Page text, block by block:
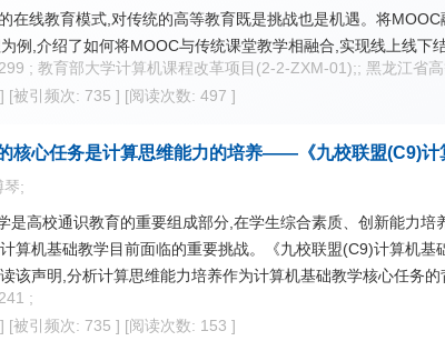
在线教育模式,对传统的高等教育既是挑战也是机遇。将
例,介绍了如何将MOOC与传统课堂教学相融合,实现线上线下
; 教育部大学计算机课程改革项目(2-2-ZXM-01);; 黑龙江省
[被引频次: 735 ] [阅读次数: 497 ]
核心任务是计算思维能力的培养——《九校联盟(C9)计
琴;
是高校通识教育的重要组成部分,在学生综合素质、创新能力
算机基础教学目前面临的重要挑战。《九校联盟(C9)计算机
该声明,分析计算思维能力培养作为计算机基础教学核心任务的
;
[被引频次: 735 ] [阅读次数: 153 ]